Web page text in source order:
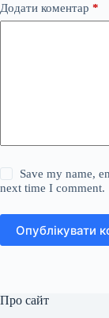
Додати коментар *
Save my name,
next time I comment.
Опублікувати
Про сайт